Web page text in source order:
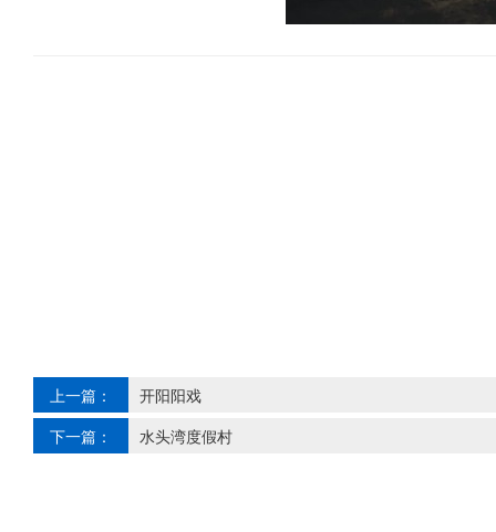
上一篇：
开阳阳戏
下一篇：
水头湾度假村